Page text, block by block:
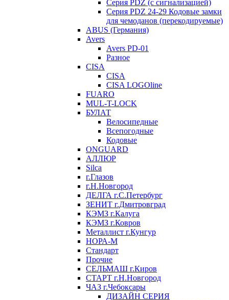
Серия PDZ (с сигнализацией)
Серия PDZ 24-29 Кодовые замки
для чемоданов (перекодируемые)
ABUS (Германия)
Avers
Avers PD-01
Разное
CISA
CISA
CISA LOGOline
FUARO
MUL-T-LOCK
БУЛАТ
Велосипедные
Всепогодные
Кодовые
ONGUARD
АЛЛЮР
Silca
г.Глазов
г.Н.Новгород
ДЕЛГА г.С.Петербург
ЗЕНИТ г.Дмитровград
КЭМЗ г.Калуга
КЭМЗ г.Ковров
Металлист г.Кунгур
НОРА-М
Стандарт
Прочие
СЕЛЬМАШ г.Киров
СТАРТ г.Н.Новгород
ЧАЗ г.Чебоксары
ДИЗАЙН СЕРИЯ